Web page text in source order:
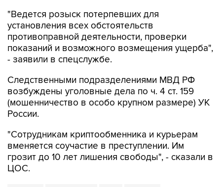
"Ведется розыск потерпевших для
установления всех обстоятельств
противоправной деятельности, проверки
показаний и возможного возмещения ущерба",
- заявили в спецслужбе.
Следственными подразделениями МВД РФ
возбуждены уголовные дела по ч. 4 ст. 159
(мошенничество в особо крупном размере) УК
России.
"Сотрудникам криптообменника и курьерам
вменяется соучастие в преступлении. Им
грозит до 10 лет лишения свободы", - сказали в
ЦОС.